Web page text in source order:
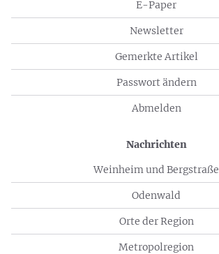
E-Paper
Newsletter
Gemerkte Artikel
Passwort ändern
Abmelden
Nachrichten
Weinheim und Bergstraße
Odenwald
Orte der Region
Metropolregion